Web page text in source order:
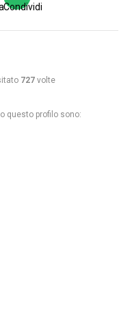
Condividi
727 volte
questo profilo sono: